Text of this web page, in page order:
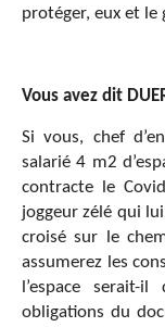
protéger, eux et le
Vous avez dit
Si vous, chef
salarié 4 m2
contracte le
joggeur zélé qui
croisé sur le
assumerez les
l’espace
obligations du